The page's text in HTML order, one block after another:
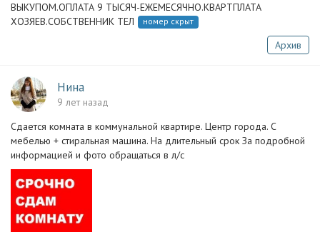
ВЫКУПОМ.ОПЛАТА 9 ТЫСЯЧ-ЕЖЕМЕСЯЧНО.КВАРТПЛАТА
ХОЗЯЕВ.СОБСТВЕННИК ТЕЛ
номер скрыт
Архив
Нина
9 лет назад
Сдается комната в коммунальной квартире. Центр города. С
мебелью + стиральная машина. На длительный срок За подробной
информацией и фото обращаться в л/с